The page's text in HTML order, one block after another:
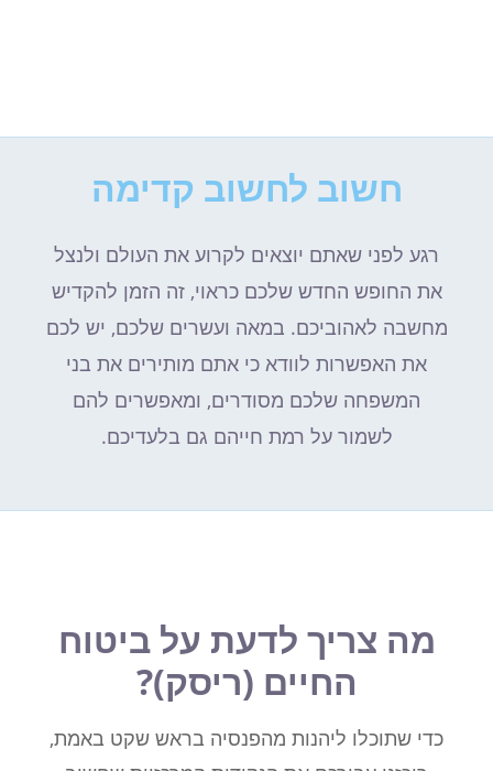
חשוב לחשוב קדימה
רגע לפני שאתם יוצאים לקרוע את העולם ולנצל
את החופש החדש שלכם כראוי, זה הזמן להקדיש
מחשבה לאהוביכם. במאה ועשרים שלכם, יש לכם
את האפשרות לוודא כי אתם מותירים את בני
המשפחה שלכם מסודרים, ומאפשרים להם
לשמור על רמת חייהם גם בלעדיכם.
מה צריך לדעת על ביטוח
החיים (ריסק)?
כדי שתוכלו ליהנות מהפנסיה בראש שקט באמת,